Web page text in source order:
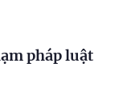
pháp luật